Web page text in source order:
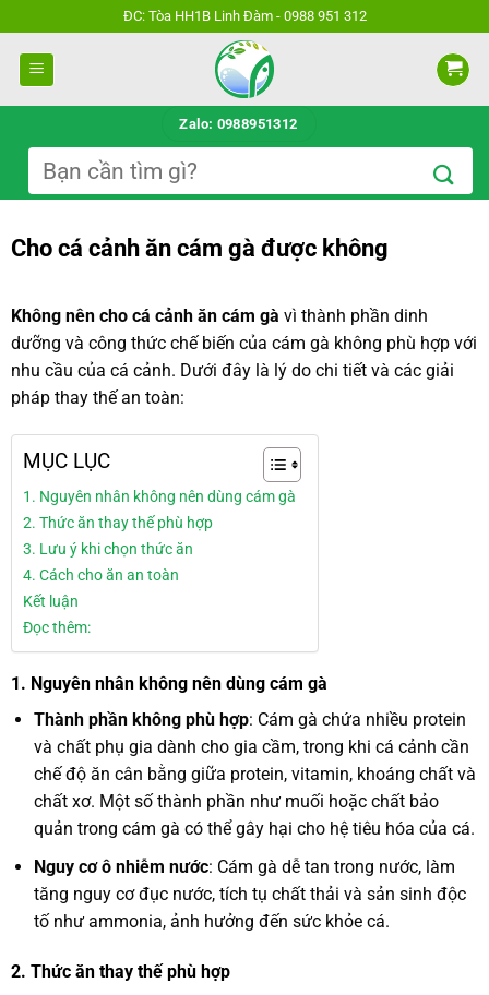
qua
ĐC: Tòa HH1B Linh Đàm - 0988 951 312
Zalo: 0988951312
Tìm
kiếm:
Cho cá cảnh ăn cám gà được không
Không nên cho cá cảnh ăn cám gà vì thành phần dinh
dưỡng và công thức chế biến của cám gà không phù hợp với
nhu cầu của cá cảnh. Dưới đây là lý do chi tiết và các giải
pháp thay thế an toàn:
MỤC LỤC
1. Nguyên nhân không nên dùng cám gà
2. Thức ăn thay thế phù hợp
3. Lưu ý khi chọn thức ăn
4. Cách cho ăn an toàn
Kết luận
Đọc thêm:
1. Nguyên nhân không nên dùng cám gà
Thành phần không phù hợp: Cám gà chứa nhiều protein
và chất phụ gia dành cho gia cầm, trong khi cá cảnh cần
chế độ ăn cân bằng giữa protein, vitamin, khoáng chất và
chất xơ. Một số thành phần như muối hoặc chất bảo
quản trong cám gà có thể gây hại cho hệ tiêu hóa của cá.
Nguy cơ ô nhiễm nước: Cám gà dễ tan trong nước, làm
tăng nguy cơ đục nước, tích tụ chất thải và sản sinh độc
tố như ammonia, ảnh hưởng đến sức khỏe cá.
2. Thức ăn thay thế phù hợp